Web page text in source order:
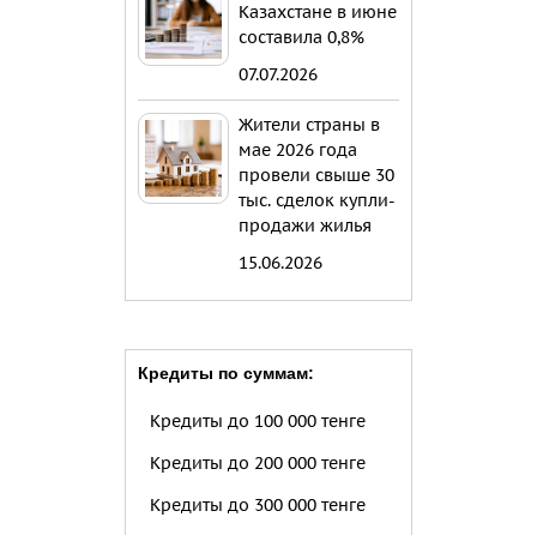
Казахстане в июне
составила 0,8%
07.07.2026
Жители страны в
мае 2026 года
провели свыше 30
тыс. сделок купли-
продажи жилья
15.06.2026
Кредиты по суммам:
Кредиты до 100 000 тенге
Кредиты до 200 000 тенге
Кредиты до 300 000 тенге